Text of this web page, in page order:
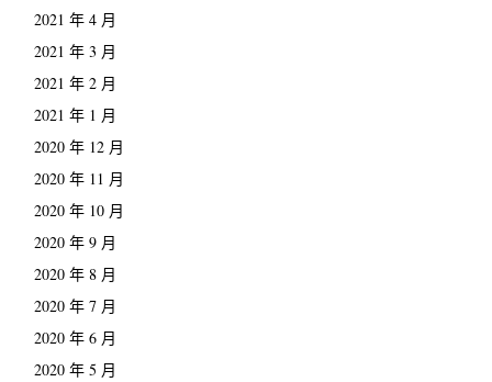
2021 年 4 月
2021 年 3 月
2021 年 2 月
2021 年 1 月
2020 年 12 月
2020 年 11 月
2020 年 10 月
2020 年 9 月
2020 年 8 月
2020 年 7 月
2020 年 6 月
2020 年 5 月